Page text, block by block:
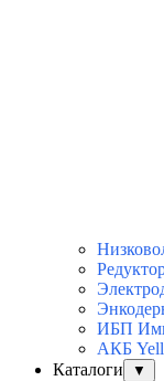
ИБП
АКБ
Каталоги
▼